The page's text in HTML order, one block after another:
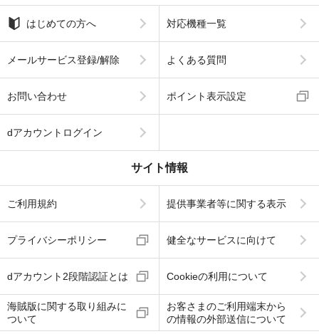
はじめての方へ 対応機種一覧
メールサービス登録/解除 よくある質問
お問い合わせ ポイント表示設定
dアカウントログイン
サイト情報
ご利用規約 提供事業者等に関する表示
プライバシーポリシー 健全なサービスに向けて
dアカウント2段階認証とは Cookieの利用について
海賊版に関する取り組みに
ついて
お客さまのご利用端末から
の情報の外部送信について